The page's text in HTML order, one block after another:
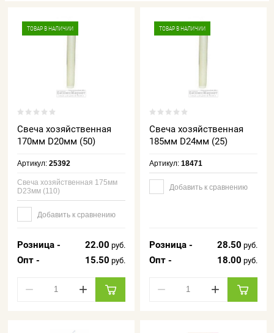
ТОВАР В НАЛИЧИИ
Свеча хозяйственная
170мм D20мм (50)
Артикул:25392
Свеча хозяйственная 175мм
D23мм (110)
Добавить к сравнению
Розница - 22.00 руб.
Опт - 15.50 руб.
− +
ТОВАР В НАЛИЧИИ
Свеча хозяйственная
185мм D24мм (25)
Артикул:18471
Добавить к сравнению
Розница - 28.50 руб.
Опт - 18.00 руб.
− +